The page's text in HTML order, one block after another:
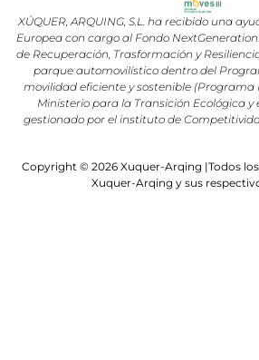
XÚQUER, ARQUING, S.L. ha recibido una
Europea con cargo al Fondo
de Recuperación, Trasformación y
parque automovilístico dentro del
movilidad eficiente y sostenible (Programa
Ministerio para la Transición Ecológica y
gestionado por el instituto de
Copyright © 2026 Xuquer-Arqing |Todos
Xuquer-Arqing y sus